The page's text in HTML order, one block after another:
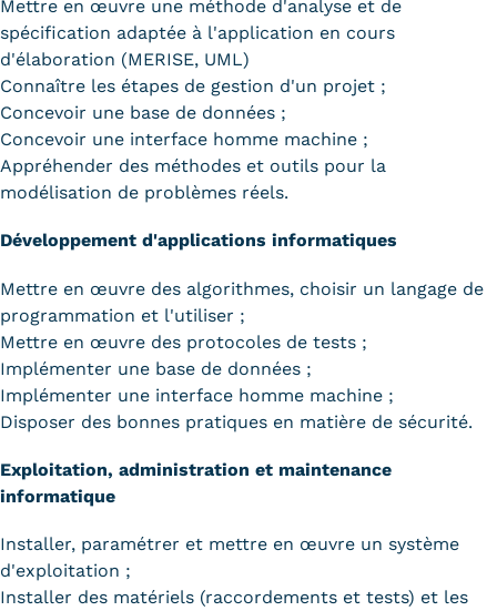
Mettre en œuvre une méthode d'analyse et de
spécification adaptée à l'application en cours
d'élaboration (MERISE, UML)
Connaître les étapes de gestion d'un projet ;
Concevoir une base de données ;
Concevoir une interface homme machine ;
Appréhender des méthodes et outils pour la
modélisation de problèmes réels.
Développement d'applications informatiques
Mettre en œuvre des algorithmes, choisir un langage de
programmation et l'utiliser ;
Mettre en œuvre des protocoles de tests ;
Implémenter une base de données ;
Implémenter une interface homme machine ;
Disposer des bonnes pratiques en matière de sécurité.
Exploitation, administration et maintenance
informatique
Installer, paramétrer et mettre en œuvre un système
d'exploitation ;
Installer des matériels (raccordements et tests) et les